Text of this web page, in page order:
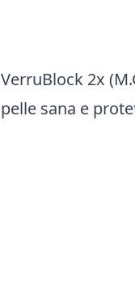
VerruBlock 2x
pelle sana e